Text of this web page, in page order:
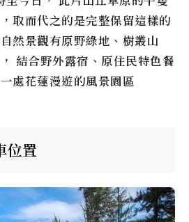
取而代之的是完整保留這樣的
然景觀有原野綠地、樹叢山
結合野外露宿、原住民特色餐
處花蓮漫遊的風景園區
位置